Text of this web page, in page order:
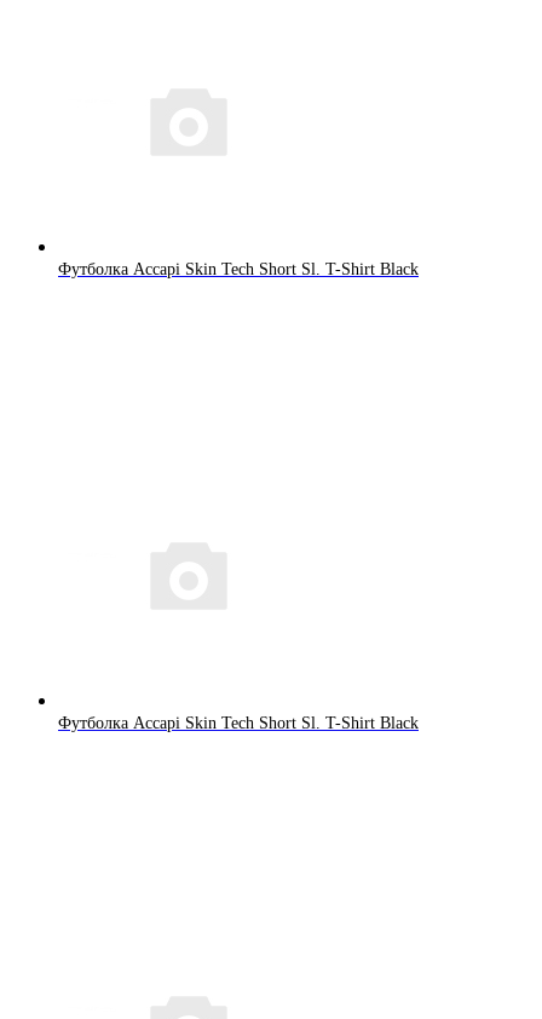
Футболка Accapi Skin Tech Short Sl. T-Shirt Black
Футболка Accapi Skin Tech Short Sl. T-Shirt Black